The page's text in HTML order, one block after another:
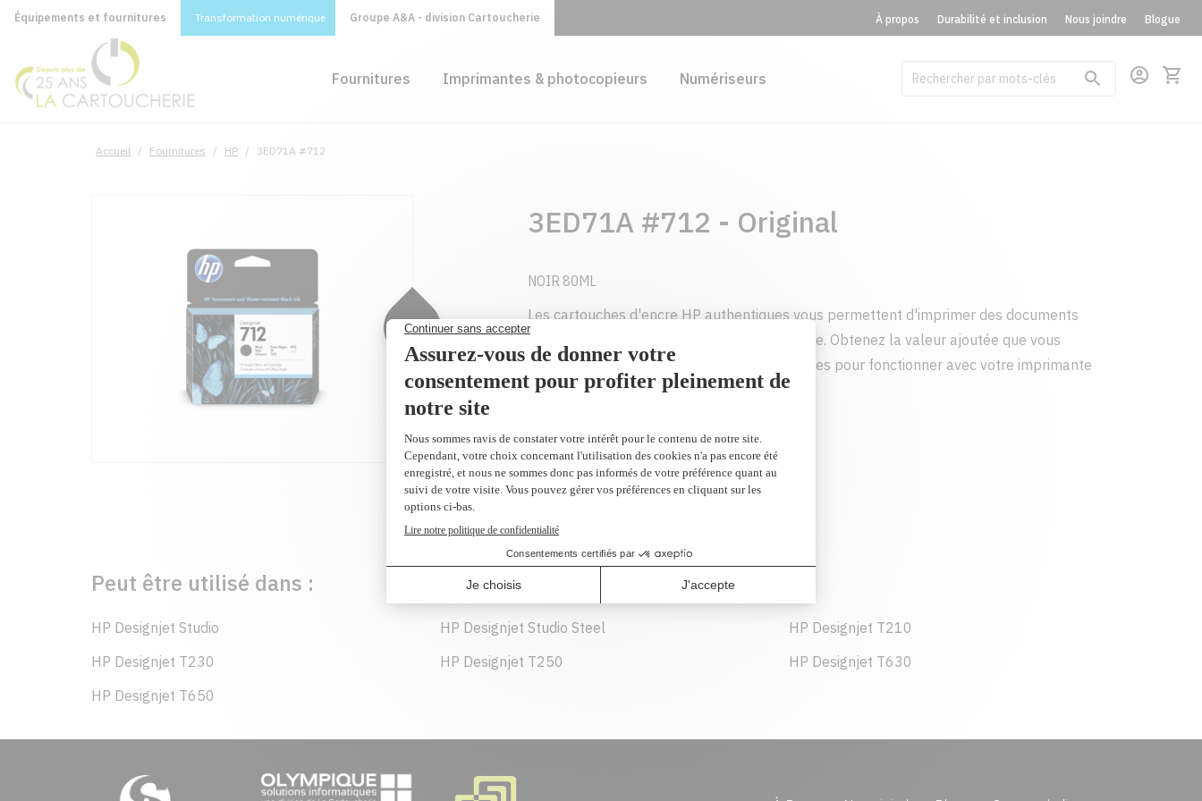
Équipements et fournitures Transformation numérique Groupe A&A - division Cartoucherie À propos Durabilité et inclusion Nous joindre Blogue
Fournitures Imprimantes & photocopieurs Numériseurs
Accueil / Fournitures / HP / 3ED71A #712
3ED71A #712 - Original
NOIR 80ML
Les cartouches d'encre HP authentiques vous permettent d'imprimer des documents
durables et de qualité laser, page après page. Obtenez la valeur ajoutée que vous
attendez de cartouches spécialement conçues pour fonctionner avec votre imprimante
HP.
116,99 $(2 et plus 111,80 $ CAD)
AJOUTER AU PANIER
Peut être utilisé dans :
HP Designjet Studio HP Designjet Studio Steel
HP Designjet T210
HP Designjet T230
HP Designjet T250
HP Designjet T630
HP Designjet T650